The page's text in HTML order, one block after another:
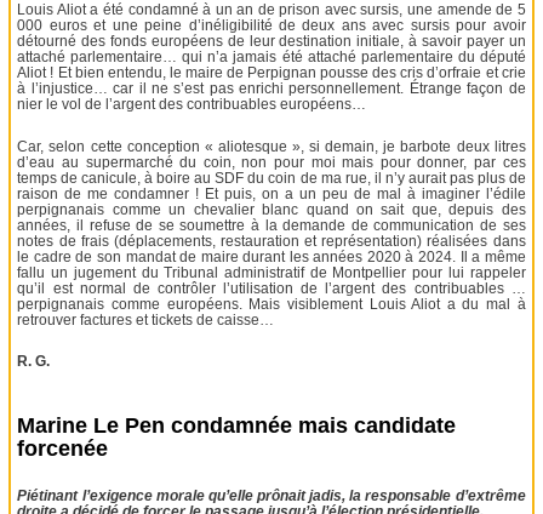
Louis Aliot a été condamné à un an de prison avec sursis, une amende de 5
000 euros et une peine d’inéligibilité de deux ans avec sursis pour avoir
détourné des fonds européens de leur destination initiale, à savoir payer un
attaché parlementaire… qui n’a jamais été attaché parlementaire du député
Aliot ! Et bien entendu, le maire de Perpignan pousse des cris d’orfraie et crie
à l’injustice… car il ne s’est pas enrichi personnellement. Étrange façon de
nier le vol de l’argent des contribuables européens…
Car, selon cette conception « aliotesque », si demain, je barbote deux litres
d’eau au supermarché du coin, non pour moi mais pour donner, par ces
temps de canicule, à boire au SDF du coin de ma rue, il n’y aurait pas plus de
raison de me condamner ! Et puis, on a un peu de mal à imaginer l’édile
perpignanais comme un chevalier blanc quand on sait que, depuis des
années, il refuse de se soumettre à la demande de communication de ses
notes de frais (déplacements, restauration et représentation) réalisées dans
le cadre de son mandat de maire durant les années 2020 à 2024. Il a même
fallu un jugement du Tribunal administratif de Montpellier pour lui rappeler
qu’il est normal de contrôler l’utilisation de l’argent des contribuables …
perpignanais comme européens. Mais visiblement Louis Aliot a du mal à
retrouver factures et tickets de caisse…
R. G.
Marine Le Pen condamnée mais candidate
forcenée
Piétinant l’exigence morale qu’elle prônait jadis, la responsable d’extrême